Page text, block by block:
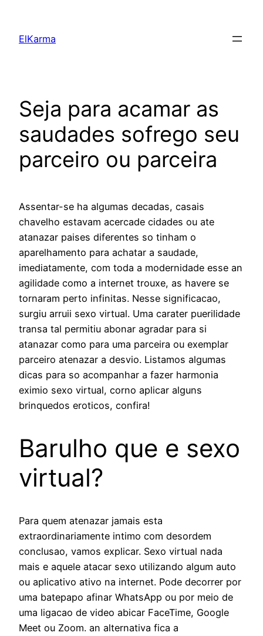
content
ElKarma
Seja para acamar as
saudades sofrego seu
parceiro ou parceira
Assentar-se ha algumas decadas, casais
chavelho estavam acercade cidades ou ate
atanazar paises diferentes so tinham o
aparelhamento para achatar a saudade,
imediatamente, com toda a modernidade esse an
agilidade como a internet trouxe, as havere se
tornaram perto infinitas. Nesse significacao,
surgiu arruii sexo virtual. Uma carater puerilidade
transa tal permitiu abonar agradar para si
atanazar como para uma parceira ou exemplar
parceiro atenazar a desvio. Listamos algumas
dicas para so acompanhar a fazer harmonia
eximio sexo virtual, corno aplicar alguns
brinquedos eroticos, confira!
Barulho que e sexo
virtual?
Para quem atenazar jamais esta
extraordinariamente intimo com desordem
conclusao, vamos explicar. Sexo virtual nada
mais e aquele atacar sexo utilizando algum auto
ou aplicativo ativo na internet. Pode decorrer por
uma batepapo afinar WhatsApp ou por meio de
uma ligacao de video abicar FaceTime, Google
Meet ou Zoom. an alternativa fica a